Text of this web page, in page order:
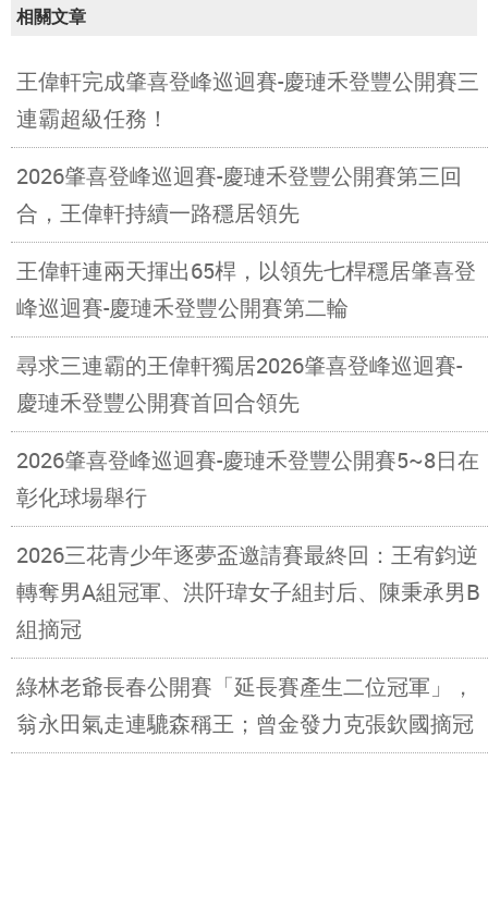
相關文章
王偉軒完成肇喜登峰巡迴賽-慶璉禾登豐公開賽三
連霸超級任務！
2026肇喜登峰巡迴賽-慶璉禾登豐公開賽第三回
合，王偉軒持續一路穩居領先
王偉軒連兩天揮出65桿，以領先七桿穩居肇喜登
峰巡迴賽-慶璉禾登豐公開賽第二輪
尋求三連霸的王偉軒獨居2026肇喜登峰巡迴賽-
慶璉禾登豐公開賽首回合領先
2026肇喜登峰巡迴賽-慶璉禾登豐公開賽5~8日在
彰化球場舉行
2026三花青少年逐夢盃邀請賽最終回：王宥鈞逆
轉奪男A組冠軍、洪阡瑋女子組封后、陳秉承男B
組摘冠
綠林老爺長春公開賽「延長賽產生二位冠軍」，
翁永田氣走連騼森稱王；曾金發力克張欽國摘冠